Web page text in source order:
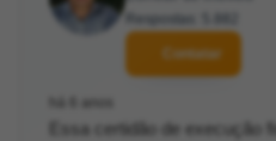
Contatar
Essa certidão de execução